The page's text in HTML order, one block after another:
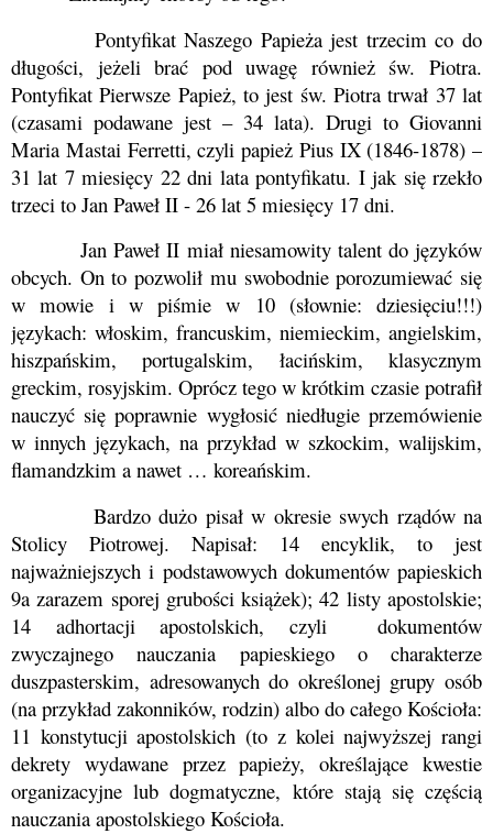
Pontyfikat Naszego Papieża jest trzecim co do
długości, jeżeli brać pod uwagę również św. Piotra.
Pontyfikat Pierwsze Papież, to jest św. Piotra trwał 37 lat
(czasami podawane jest – 34 lata). Drugi to Giovanni
Maria Mastai Ferretti, czyli papież Pius IX (1846-1878) –
31 lat 7 miesięcy 22 dni lata pontyfikatu. I jak się rzekło
trzeci to Jan Paweł II - 26 lat 5 miesięcy 17 dni.
Jan Paweł II miał niesamowity talent do języków
obcych. On to pozwolił mu swobodnie porozumiewać się
w mowie i w piśmie w 10 (słownie: dziesięciu!!!)
językach: włoskim, francuskim, niemieckim, angielskim,
hiszpańskim, portugalskim, łacińskim, klasycznym
greckim, rosyjskim. Oprócz tego w krótkim czasie potrafił
nauczyć się poprawnie wygłosić niedługie przemówienie
w innych językach, na przykład w szkockim, walijskim,
flamandzkim a nawet … koreańskim.
Bardzo dużo pisał w okresie swych rządów na
Stolicy Piotrowej. Napisał: 14 encyklik, to jest
najważniejszych i podstawowych dokumentów papieskich
9a zarazem sporej grubości książek); 42 listy apostolskie;
14 adhortacji apostolskich, czyli dokumentów
zwyczajnego nauczania papieskiegoo charakterze
duszpasterskim, adresowanych do określonej grupy osób
(na przykład zakonników, rodzin) albo do całego Kościoła:
11 konstytucji apostolskich (to z kolei najwyższej rangi
dekrety wydawane przezpapieży, określające kwestie
organizacyjne lubdogmatyczne, które stają się częścią
nauczania apostolskiego Kościoła.